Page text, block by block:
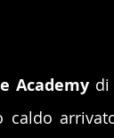
Academy di